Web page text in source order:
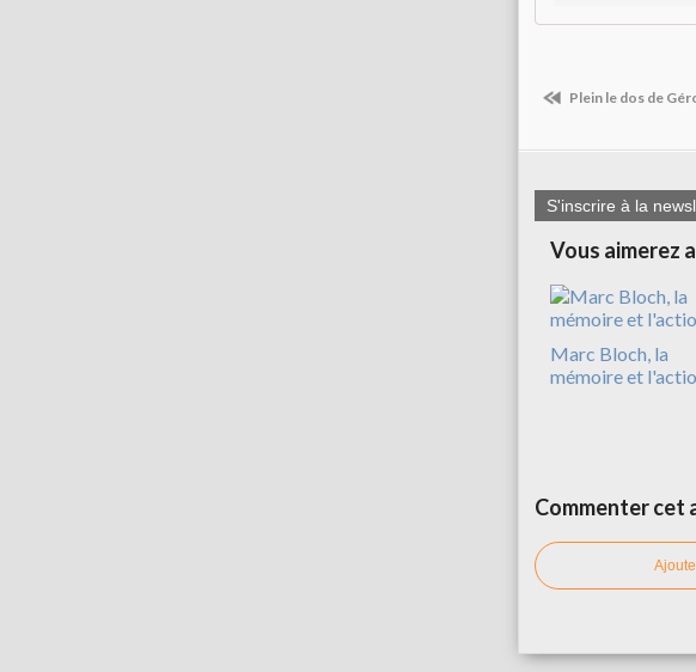
Plein le dos de
S'inscrire à la
Vous aimerez
Marc Bloch, la
mémoire et
Commenter cet